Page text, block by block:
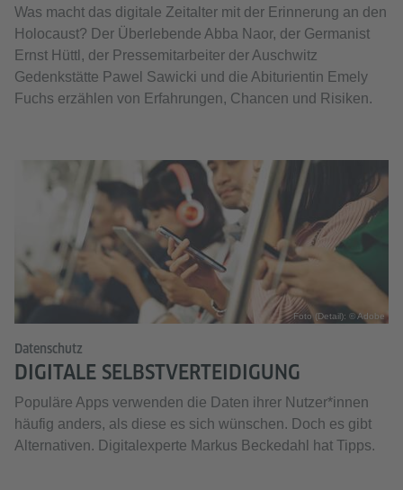
Was macht das digitale Zeitalter mit der Erinnerung an den
Holocaust? Der Überlebende Abba Naor, der Germanist
Ernst Hüttl, der Pressemitarbeiter der Auschwitz
Gedenkstätte Pawel Sawicki und die Abiturientin Emely
Fuchs erzählen von Erfahrungen, Chancen und Risiken.
Foto (Detail): © Adobe
Datenschutz
DIGITALE SELBSTVERTEIDIGUNG
Populäre Apps verwenden die Daten ihrer Nutzer*innen
häufig anders, als diese es sich wünschen. Doch es gibt
Alternativen. Digitalexperte Markus Beckedahl hat Tipps.